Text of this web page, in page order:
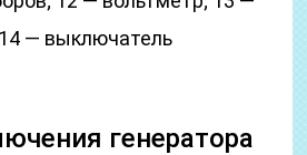
— выключатель
генератора